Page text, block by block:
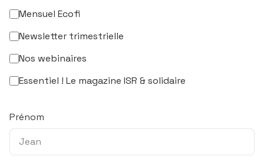
Mensuel Ecofi
Newsletter trimestrielle
Nos webinaires
Essentiel ! Le magazine ISR & solidaire
Prénom